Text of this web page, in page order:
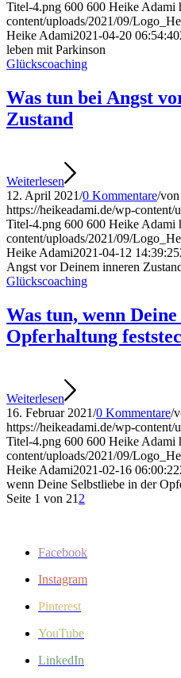
Titel-4.png 600 600 Heike Adami
content/uploads/2021/09/
Heike Adami2021-04-20 06:54:40
leben mit Parkinson
Glückscoaching
Was tun bei Angst
Zustand
Weiterlesen
12. April 2021/0 Kommentare/von
https://heikeadami.de/wp-content/
Titel-4.png 600 600 Heike Adami
content/uploads/2021/09/
Heike Adami2021-04-12 14:39:25
Angst vor Deinem inneren
Glückscoaching
Was tun, wenn
Opferhaltung
Weiterlesen
16. Februar 2021/0 Kommentare/
https://heikeadami.de/wp-content/
Titel-4.png 600 600 Heike Adami
content/uploads/2021/09/
Heike Adami2021-02-16 06:00:22
wenn Deine Selbstliebe in der
Seite 1 von 21 2
Facebook
Instagram
Pinterest
YouTube
LinkedIn